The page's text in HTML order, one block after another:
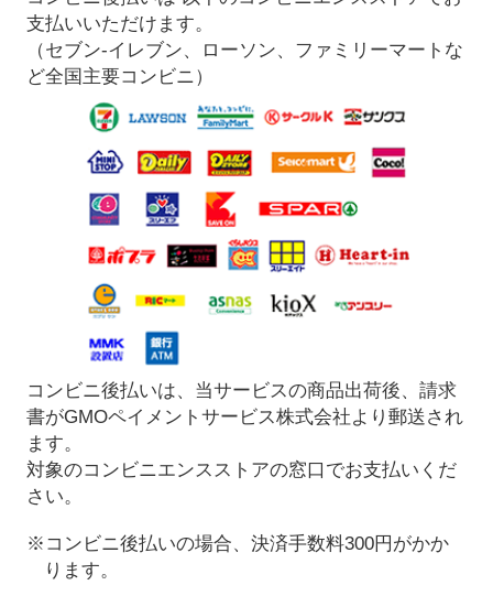
支払いいただけます。
（セブン-イレブン、ローソン、ファミリーマートな
ど全国主要コンビニ）
コンビニ後払いは、当サービスの商品出荷後、請求
書がGMOペイメントサービス株式会社より郵送され
ます。
対象のコンビニエンスストアの窓口でお支払いくだ
さい。
※コンビニ後払いの場合、決済手数料300円がかか
ります。